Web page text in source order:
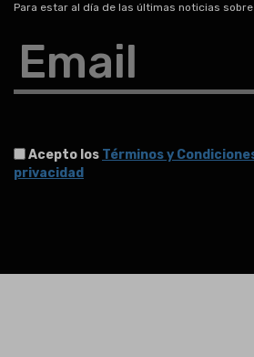
Para estar al día de las últimas noticias
Email
Acepto los Términos y
privacidad